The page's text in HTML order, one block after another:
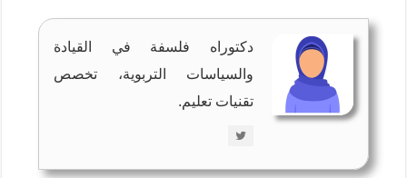
دكتوراه فلسفة في القيادة
والسياسات التربوية، تخصص
تقنيات تعليم.